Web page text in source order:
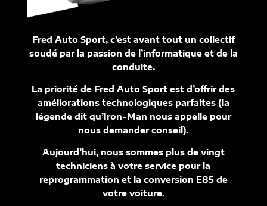
Fred Auto Sport, c’est avant tout un collectif
soudé par la passion de l’informatique et de la
conduite.
La priorité de Fred Auto Sport est d’offrir des
améliorations technologiques parfaites (la
légende dit qu’Iron-Man nous appelle pour
nous demander conseil).
Aujourd’hui, nous sommes plus de vingt
techniciens à votre service pour la
reprogrammation et la conversion E85 de
votre voiture.